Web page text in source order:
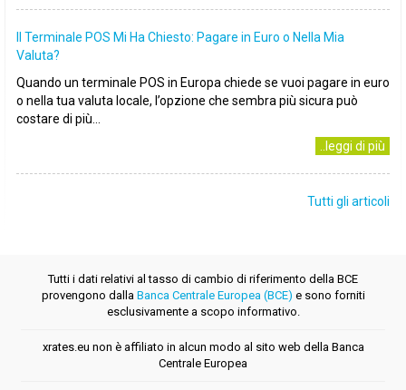
Il Terminale POS Mi Ha Chiesto: Pagare in Euro o Nella Mia
Valuta?
Quando un terminale POS in Europa chiede se vuoi pagare in euro
o nella tua valuta locale, l’opzione che sembra più sicura può
costare di più...
..leggi di più
Tutti gli articoli
Tutti i dati relativi al tasso di cambio di riferimento della BCE
provengono dalla Banca Centrale Europea (BCE) e sono forniti
esclusivamente a scopo informativo.
xrates.eu non è affiliato in alcun modo al sito web della Banca
Centrale Europea